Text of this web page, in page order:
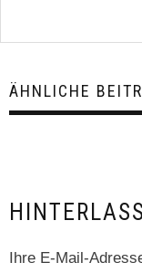
ÄHNLICHE
Ihre E-Mail-